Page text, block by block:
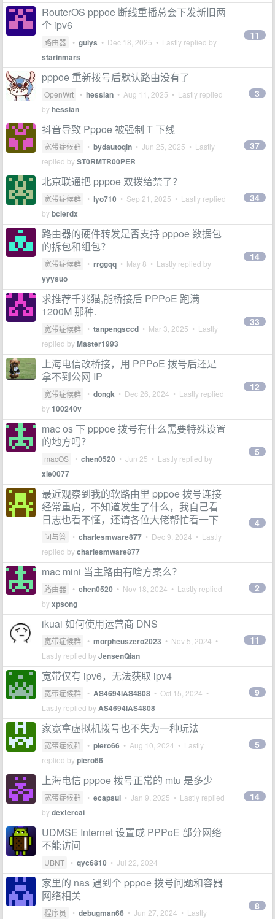
RouterOS pppoe 断线重播总会下发新旧两
个 ipv6
路由器 • guiys • Dec 18, 2025 • Lastly replied by
starinmars
11
pppoe 重新拨号后默认路由没有了
OpenWrt • hessian • Aug 11, 2025 • Lastly replied
byhessian
3
抖音导致 Pppoe 被强制 T 下线
宽带症候群 • bydautoqin • Jun 25, 2025 • Lastly
replied byST0RMTR00PER
37
北京联通把 pppoe 双拨给禁了？
宽带症候群 • lyo710 • Sep 21, 2025 • Lastly replied
bybclerdx
34
路由器的硬件转发是否支持 pppoe 数据包
的拆包和组包？
宽带症候群 • rrggqq • May 8 • Lastly replied by
yyysuo
14
求推荐千兆猫,能桥接后 PPPoE 跑满
1200M 那种.
宽带症候群 • tanpengsccd • Mar 3, 2025 • Lastly
replied byMaster1993
33
上海电信改桥接，用 PPPoE 拨号后还是
拿不到公网 IP
宽带症候群 • dongk • Dec 26, 2024 • Lastly replied
by100240v
12
mac os 下 pppoe 拨号有什么需要特殊设置
的地方吗？
macOS • chen0520 • Jun 25 • Lastly replied by
xie0077
5
最近观察到我的软路由里 pppoe 拨号连接
经常重启，不知道发生了什么，我自己看
日志也看不懂，还请各位大佬帮忙看一下
问与答 • charlesmware877 • Dec 9, 2024 • Lastly
replied bycharlesmware877
4
mac mini 当主路由有啥方案么？
路由器 • chen0520 • Nov 18, 2024 • Lastly replied
byxpsong
2
ikuai 如何使用运营商 DNS
宽带症候群 • morpheuszero2023 • Nov 5, 2024 •
Lastly replied byJensenQian
11
宽带仅有 ipv6，无法获取 ipv4
宽带症候群 • AS4694lAS4808 • Oct 15, 2024 •
Lastly replied byAS4694lAS4808
9
家宽拿虚拟机拨号也不失为一种玩法
宽带症候群 • piero66 • Aug 10, 2024 • Lastly
replied bypiero66
5
上海电信 pppoe 拨号正常的 mtu 是多少
宽带症候群 • ecapsul • Jan 9, 2025 • Lastly replied
bydextercai
14
UDMSE Internet 设置成 PPPoE 部分网络
不能访问
UBNT • qyc6810 • Jul 22, 2024
家里的 nas 遇到个 pppoe 拨号问题和容器
网络相关
程序员 • debugman66 • Jun 27, 2024 • Lastly
8